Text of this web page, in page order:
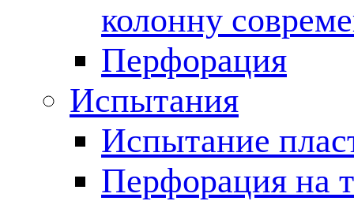
колонну
Перфорация
Испытания
Испытание
Перфорация на